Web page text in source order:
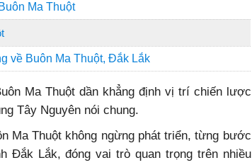
Ma Thuột
về Buôn Ma Thuột, Đắk Lắk
Ma Thuột dần khẳng định vị trí chiến lược
Tây Nguyên nói chung.
Ma Thuột không ngừng phát triển, từng bước
Đắk Lắk, đóng vai trò quan trọng trên nhiều